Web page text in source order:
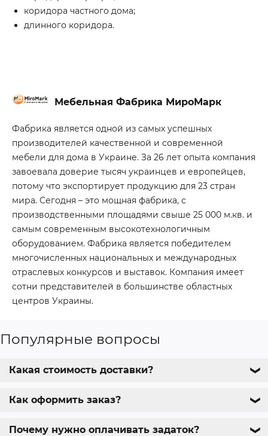
коридора частного дома;
длинного коридора.
Мебельная Фабрика МироМарк
Фабрика является одной из самых успешных
производителей качественной и современной
мебели для дома в Украине. За 26 лет опыта компания
завоевала доверие тысяч украинцев и европейцев,
потому что экспортирует продукцию для 23 стран
мира. Сегодня – это мощная фабрика, с
производственными площадями свыше 25 000 м.кв. и
самым современным высокотехнологичным
оборудованием. Фабрика является победителем
многочисленных национальных и международных
отраслевых конкурсов и выставок. Компания имеет
сотни представителей в большинстве областных
центров Украины.
Популярные вопросы
Какая стоимость доставки? ❯
Как оформить заказ? ❯
Почему нужно оплачивать задаток? ❯